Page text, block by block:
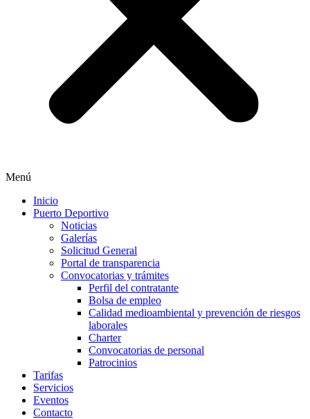
Menú
Inicio
Puerto Deportivo
Noticias
Galerías
Solicitud General
Portal de transparencia
Convocatorias y trámites
Perfil del contratante
Bolsa de empleo
Calidad medioambiental y prevención de riesgos
laborales
Charter
Convocatorias de personal
Patrocinios
Tarifas
Servicios
Eventos
Contacto